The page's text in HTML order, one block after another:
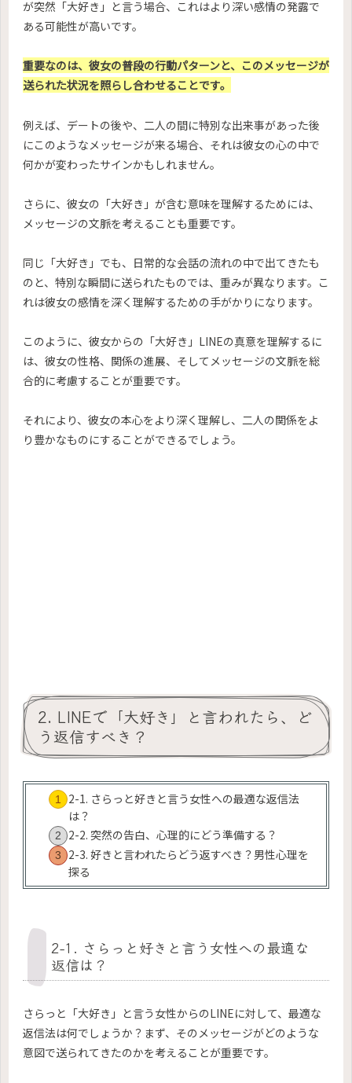
が突然「大好き」と言う場合、これはより深い感情の発露で
ある可能性が高いです。
重要なのは、彼女の普段の行動パターンと、このメッセージが
送られた状況を照らし合わせることです。
例えば、デートの後や、二人の間に特別な出来事があった後
にこのようなメッセージが来る場合、それは彼女の心の中で
何かが変わったサインかもしれません。
さらに、彼女の「大好き」が含む意味を理解するためには、
メッセージの文脈を考えることも重要です。
同じ「大好き」でも、日常的な会話の流れの中で出てきたも
のと、特別な瞬間に送られたものでは、重みが異なります。こ
れは彼女の感情を深く理解するための手がかりになります。
このように、彼女からの「大好き」LINEの真意を理解するに
は、彼女の性格、関係の進展、そしてメッセージの文脈を総
合的に考慮することが重要です。
それにより、彼女の本心をより深く理解し、二人の関係をよ
り豊かなものにすることができるでしょう。
2. LINEで「大好き」と言われたら、ど
う返信すべき？
2-1. さらっと好きと言う女性への最適な返信法
は？
2-2. 突然の告白、心理的にどう準備する？
2-3. 好きと言われたらどう返すべき？男性心理を
探る
2-1. さらっと好きと言う女性への最適な
返信は？
さらっと「大好き」と言う女性からのLINEに対して、最適な
返信法は何でしょうか？まず、そのメッセージがどのような
意図で送られてきたのかを考えることが重要です。